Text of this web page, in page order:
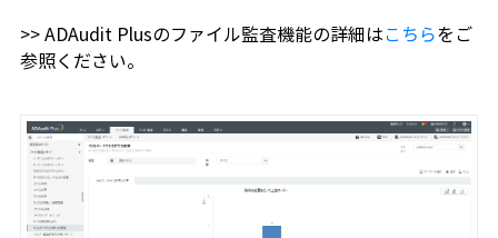
>> ADAudit Plusのファイル監査機能の詳細はこちらをご
参照ください。